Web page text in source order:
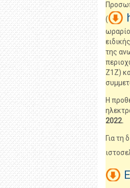
(
της
Ζ1Ζ)
Η
2022.
Για τη